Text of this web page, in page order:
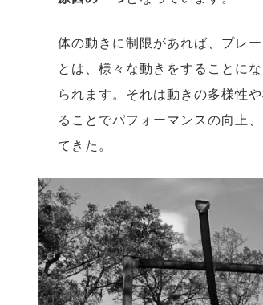
体の動きに制限があれば、プレ
とは、様々な動きをすることに
られます。それは動きの多様性
ることでパフォーマンスの向上
てきた。